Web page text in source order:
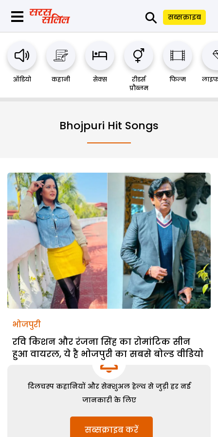
⚲ सब्सक्राइब
ऑडियो कहानी सेक्स
रीडर्स
प्रौब्लम
फिल्म
Bhojpuri Hit Songs
भोजपुरी
रवि किशन और रंजना सिंह का रोमांटिक सीन
हुआ वायरल, ये है भोजपुरी का सबसे बोल्ड वीडियो
दिलचस्प कहानियों और सेक्शुअल हेल्थ से जुड़ी हर नई
जानकारी के लिए
सब्सक्राइब करें